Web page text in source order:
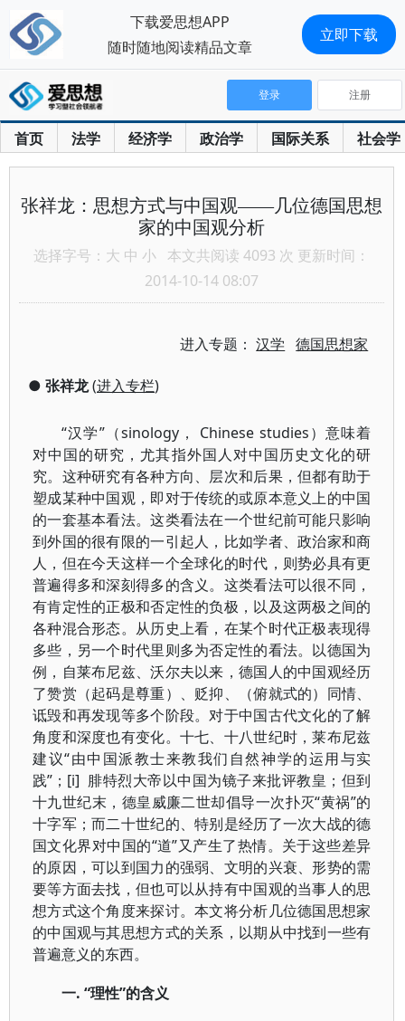
首页 法学 经济学 政治学 国际关系 社会学
登录 注册
张祥龙：思想方式与中国观——几位德国思想
家的中国观分析
选择字号： 大 中 小 本文共阅读 4093 次 更新时间：
2014-10-14 08:07
进入专题：汉学 德国思想家
● 张祥龙(进入专栏)
“汉学”（sinology， Chinese studies）意味着
对中国的研究，尤其指外国人对中国历史文化的研
究。这种研究有各种方向、层次和后果，但都有助于
塑成某种中国观，即对于传统的或原本意义上的中国
的一套基本看法。这类看法在一个世纪前可能只影响
到外国的很有限的一引起人，比如学者、政治家和商
人，但在今天这样一个全球化的时代，则势必具有更
普遍得多和深刻得多的含义。这类看法可以很不同，
有肯定性的正极和否定性的负极，以及这两极之间的
各种混合形态。从历史上看，在某个时代正极表现得
多些，另一个时代里则多为否定性的看法。以德国为
例，自莱布尼兹、沃尔夫以来，德国人的中国观经历
了赞赏（起码是尊重）、贬抑、（俯就式的）同情、
诋毁和再发现等多个阶段。对于中国古代文化的了解
角度和深度也有变化。十七、十八世纪时，莱布尼兹
建议“由中国派教士来教我们自然神学的运用与实
践”；[i] 腓特烈大帝以中国为镜子来批评教皇；但到
十九世纪末，德皇威廉二世却倡导一次扑灭“黄祸”的
十字军；而二十世纪的、特别是经历了一次大战的德
国文化界对中国的“道”又产生了热情。关于这些差异
的原因，可以到国力的强弱、文明的兴衰、形势的需
要等方面去找，但也可以从持有中国观的当事人的思
想方式这个角度来探讨。本文将分析几位德国思想家
的中国观与其思想方式的关系，以期从中找到一些有
普遍意义的东西。
一. “理性”的含义
下载爱思想APP
随时随地阅读精品文章
立即下载